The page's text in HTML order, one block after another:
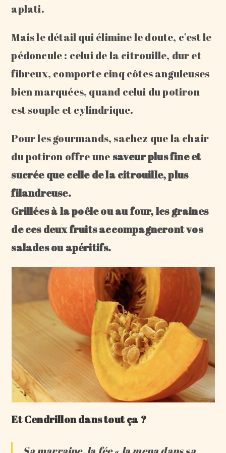
aplati.
Mais le détail qui élimine le doute, c’est le
pédoncule : celui de la citrouille, dur et
fibreux, comporte cinq côtes anguleuses
bien marquées, quand celui du potiron
est souple et cylindrique.
Pour les gourmands, sachez que la chair
du potiron offre une saveur plus fine et
sucrée que celle de la citrouille, plus
filandreuse.
Grillées à la poêle ou au four, les graines
de ces deux fruits accompagneront vos
salades ou apéritifs.
EtCendrillon dans tout ça ?